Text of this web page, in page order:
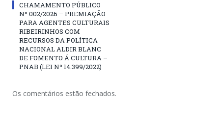
CHAMAMENTO PÚBLICO
Nº 002/2026 – PREMIAÇÃO
PARA AGENTES CULTURAIS
RIBEIRINHOS COM
RECURSOS DA POLÍTICA
NACIONAL ALDIR BLANC
DE FOMENTO Á CULTURA –
PNAB (LEI Nº 14.399/2022)
Os comentários estão fechados.